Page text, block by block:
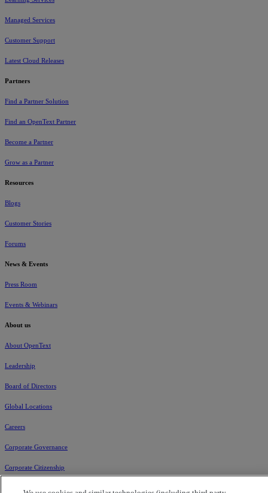
Managed Services
Customer Support
Latest Cloud Releases
Partners
Find a Partner Solution
Find an OpenText Partner
Become a Partner
Grow as a Partner
Resources
Blogs
Customer Stories
Forums
News & Events
Press Room
Events & Webinars
About us
About OpenText
Leadership
Board of Directors
Global Locations
Careers
Corporate Governance
Corporate Citizenship